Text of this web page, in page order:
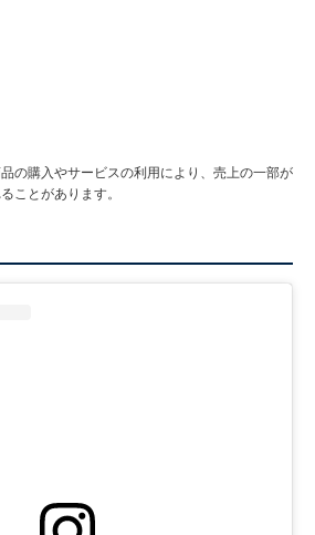
の購入やサービスの利用により、売上の一部が
ことがあります。